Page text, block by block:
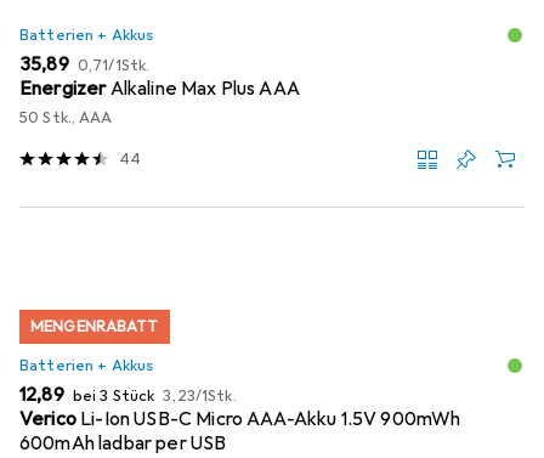
Batterien + Akkus
EUR
35,89 EUR
0,71/1Stk.
EnergizerAlkaline Max Plus AAA
50 Stk., AAA
44
MENGENRABATT
Batterien + Akkus
EUR
12,89 bei 3 Stück EUR
3,23/1Stk.
Verico Li-Ion USB-C Micro AAA-Akku 1.5V 900mWh
600mAh ladbar per USB